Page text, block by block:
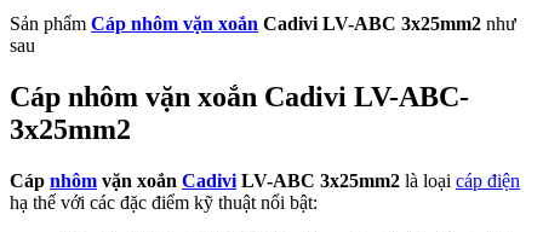
Sản phẩm Cáp nhôm vặn xoắn Cadivi LV-ABC 3x25mm2 như
sau
Cáp nhôm vặn xoắn Cadivi LV-ABC-
3x25mm2
Cáp nhôm vặn xoắn Cadivi LV-ABC 3x25mm2 là loại cáp điện
hạ thế với các đặc điểm kỹ thuật nổi bật: